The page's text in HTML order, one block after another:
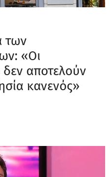
των
«Oι
δεν αποτελούν
κανενός»